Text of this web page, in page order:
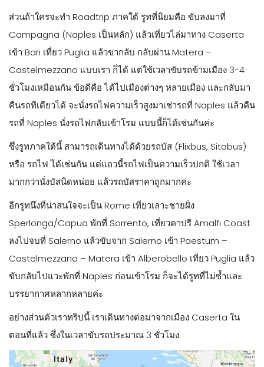
ส่วนถ้าใครจะทำ Roadtrip ภาคใต้ รูทที่นิยมคือ ขับลงมาที่
Campagna (Naples เป็นหลัก) แล้วเที่ยวไล่มาทาง Caserta
เข้า Bari เที่ยว Puglia แล้วขากลับ กลับผ่าน Matera –
Castelmezzano แบบเรา ก็ได้ แต่ใช้เวลาขับรถข้ามเมือง 3-4
ชั่วโมงเหมือนกัน ข้อดีคือ ได้ไปเมืองต่างๆ หลายเมือง และกลับมา
คืนรถทีเดียวได้ จะนั่งรถไฟความเร็วสูงมาเช่ารถที่ Naples แล้วคืน
รถที่ Naples นั่งรถไฟกลับเข้าโรม แบบนี้ก็ได้เช่นกันค่ะ
ซึ่งรูทภาคใต้นี้ สามารถเดินทางได้ด้วยรถบัส (Flixbus, Sitabus)
หรือ รถไฟ ได้เช่นกัน แต่แถวนี้รถไฟเป็นความเร็วปกติ ใช้เวลา
มากกว่านั่งบัสนิดหน่อย แล้วรถบัสราคาถูกมากค่ะ
อีกรูทนึงที่น่าสนใจจะเป็น Rome เที่ยวเลาะชายฝั่ง
Sperlonga/Capua พักที่ Sorrento, เที่ยวคาปรี Amalfi Coast
ลงไปจบที่ Salerno แล้วขับจาก Salerno เข้า Paestum –
Castelmezzano – Matera เข้า Alberobello เที่ยว Puglia แล้ว
ขับกลับไปแวะพักที่ Naples ก่อนเข้าโรม ก็จะได้รูทที่ไม่ซ้ำและ
บรรยากาศหลากหลายค่ะ
อย่างส่วนตัวเราทริปนี้ เราเดินทางต่อมาจากเมือง Caserta ใน
ตอนที่แล้ว ซึ่งในเวลาขับรถประมาณ 3 ชั่วโมง